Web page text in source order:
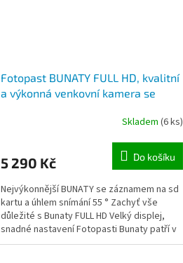
Fotopast BUNATY FULL HD, kvalitní
a výkonná venkovní kamera se
Skladem (6 ks)
5 290 Kč Do košíku
Nejvýkonnější BUNATY se záznamem na sd
kartu a úhlem snímání 55 ° Zachyť vše
důležité s Bunaty FULL HD Velký displej,
snadné nastavení Fotopasti Bunaty patří v
České republice k...